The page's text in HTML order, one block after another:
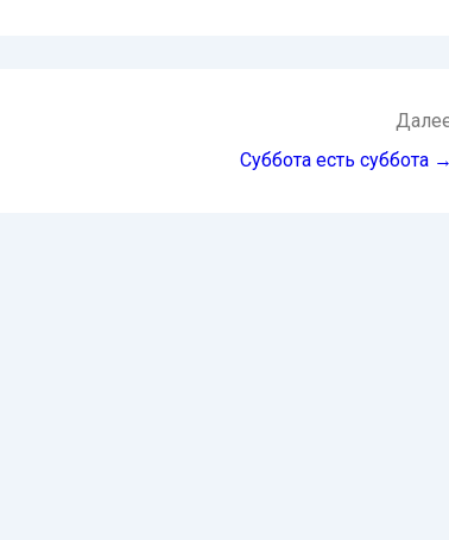
Суббота есть суббота